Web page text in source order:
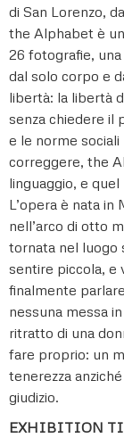
di San Lorenzo,
the Alphabet è
26 fotografie,
dal solo corpo e
libertà: la libertà
senza chiedere il
e le norme
correggere, the
linguaggio, e
L’opera è nata in
nell’arco di otto
tornata nel luogo
sentire piccola, e
finalmente
nessuna messa
ritratto di una
fare proprio: un
tenerezza
giudizio.
EXHIBITION